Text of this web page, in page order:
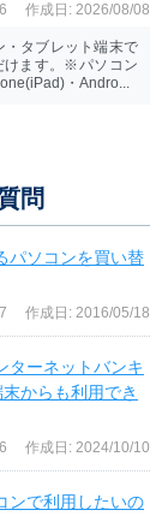
作成日: 2026/08/08
・タブレット端末で
けます。※パソコン
・Andro...
問
パソコンを買い替
作成日: 2016/05/18
ターネットバンキ
からも利用でき
作成日: 2024/10/10
ンで利用したいの